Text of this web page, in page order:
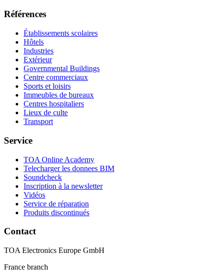
Références
Établissements scolaires
Hôtels
Industries
Extérieur
Governmental Buildings
Centre commerciaux
Sports et loisirs
Immeubles de bureaux
Centres hospitaliers
Lieux de culte
Transport
Service
TOA Online Academy
Telecharger les donnees BIM
Soundcheck
Inscription à la newsletter
Vidéos
Service de réparation
Produits discontinués
Contact
TOA Electronics Europe GmbH
France branch